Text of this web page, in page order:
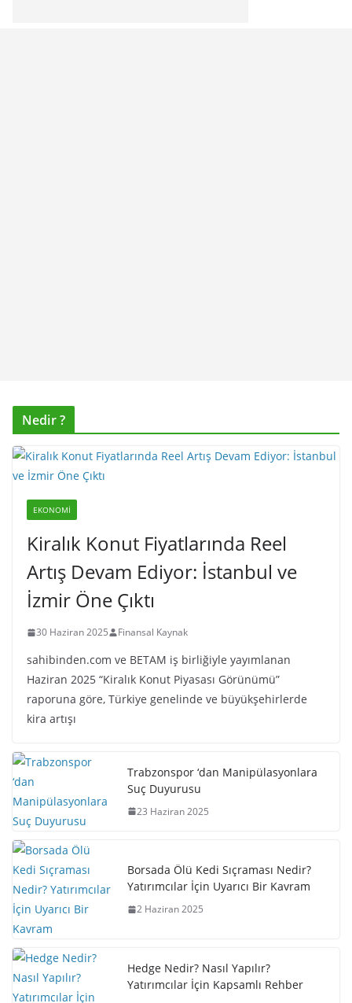
Nedir ?
EKONOMI
Kiralık Konut Fiyatlarında Reel
Artış Devam Ediyor: İstanbul ve
İzmir Öne Çıktı
30 Haziran 2025 Finansal Kaynak
sahibinden.com ve BETAM iş birliğiyle yayımlanan
Haziran 2025 “Kiralık Konut Piyasası Görünümü”
raporuna göre, Türkiye genelinde ve büyükşehirlerde
kira artışı
Trabzonspor ‘dan Manipülasyonlara
Suç Duyurusu
23 Haziran 2025
Borsada Ölü Kedi Sıçraması Nedir?
Yatırımcılar İçin Uyarıcı Bir Kavram
2 Haziran 2025
Hedge Nedir? Nasıl Yapılır?
Yatırımcılar İçin Kapsamlı Rehber